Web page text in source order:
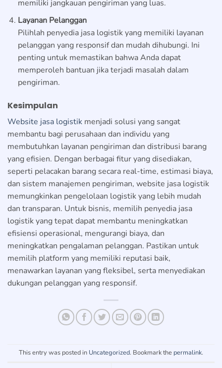
memiliki jangkauan pengiriman yang luas.
Layanan Pelanggan
Pilihlah penyedia jasa logistik yang memiliki layanan
pelanggan yang responsif dan mudah dihubungi. Ini
penting untuk memastikan bahwa Anda dapat
memperoleh bantuan jika terjadi masalah dalam
pengiriman.
Kesimpulan
Website jasa logistik menjadi solusi yang sangat
membantu bagi perusahaan dan individu yang
membutuhkan layanan pengiriman dan distribusi barang
yang efisien. Dengan berbagai fitur yang disediakan,
seperti pelacakan barang secara real-time, estimasi biaya,
dan sistem manajemen pengiriman, website jasa logistik
memungkinkan pengelolaan logistik yang lebih mudah
dan transparan. Untuk bisnis, memilih penyedia jasa
logistik yang tepat dapat membantu meningkatkan
efisiensi operasional, mengurangi biaya, dan
meningkatkan pengalaman pelanggan. Pastikan untuk
memilih platform yang memiliki reputasi baik,
menawarkan layanan yang fleksibel, serta menyediakan
dukungan pelanggan yang responsif.
This entry was posted in Uncategorized. Bookmark the permalink.